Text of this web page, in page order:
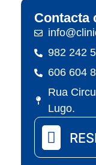
Contacta
982 242
606 604
Rua
Lugo.